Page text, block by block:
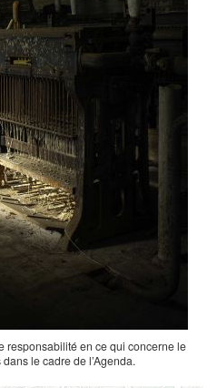
responsabilité en ce qui concerne le
le cadre de l’Agenda.